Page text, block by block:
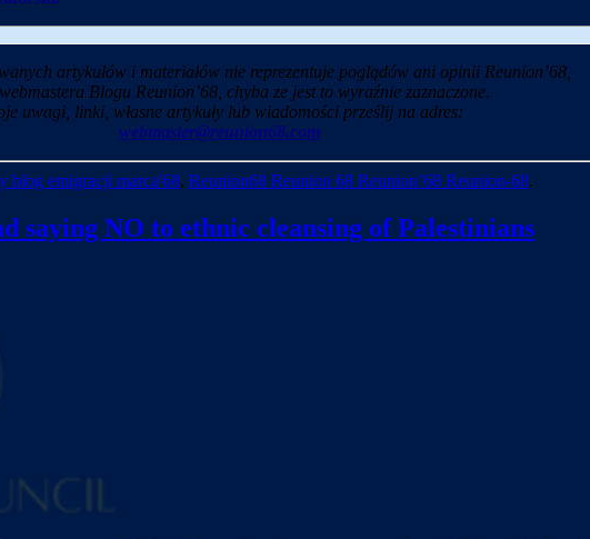
artykułów i materiałów nie reprezentuje poglądów ani opinii Reunion’68,
Blogu Reunion’68, chyba ze jest to wyraźnie zaznaczone.
uwagi, linki, własne artykuły lub wiadomości prześlij na adres:
webmaster@reunion68.com
blog emigracji marca'68, Reunion68 Reunion 68 Reunion’68 Reunion-68.
saying NO to ethnic cleansing of Palestinians